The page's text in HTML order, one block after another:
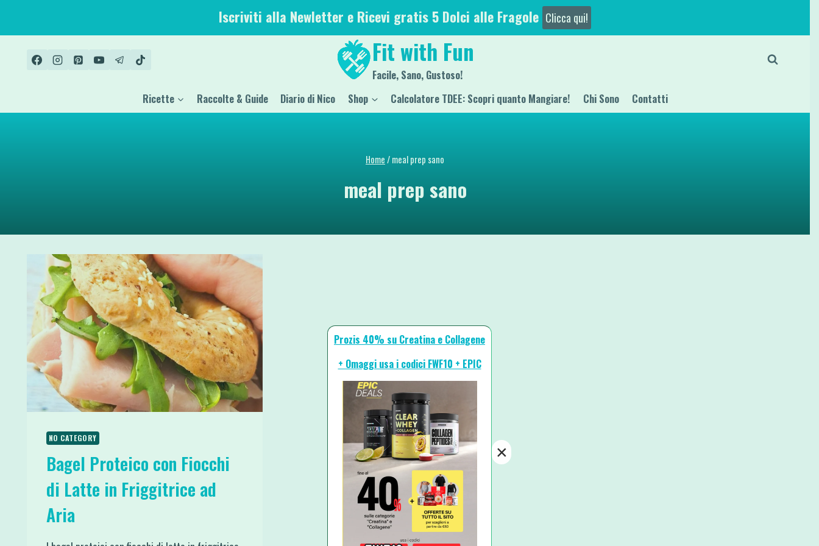
contenuto
Iscriviti alla Newletter e Ricevi gratis 5 Dolci alle Fragole Clicca qui!
Fit with Fun
Facile, Sano, Gustoso!
Ricette Raccolte & Guide Diario di Nico Shop Calcolatore TDEE: Scopri quanto Mangiare! Chi Sono Contatti
Home/meal prep sano
meal prep sano
NO CATEGORY
Bagel Proteico con Fiocchi
di Latte in Friggitrice ad
Aria
Prozis 40% su Creatina e Collagene
+ Omaggi usa i codici FWF10 + EPIC
×